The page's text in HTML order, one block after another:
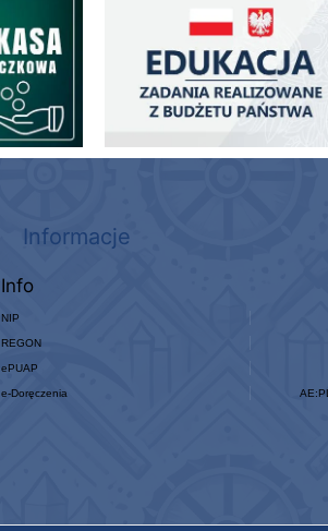
Informacje
Info
NIP
REGON
ePUAP
e-Doręczenia